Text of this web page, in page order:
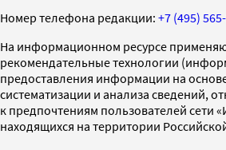
Номер телефона редакции: +7 (495)
На информационном ресурсе
рекомендательные технологии
предоставления информации на
систематизации и анализа сведений,
к предпочтениям пользователей сети
находящихся на территории